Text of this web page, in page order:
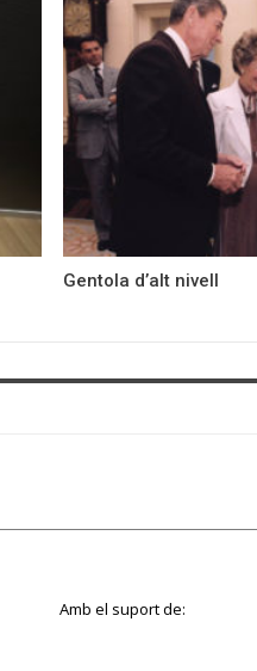
Gentola d’alt nivell
Amb el suport de: